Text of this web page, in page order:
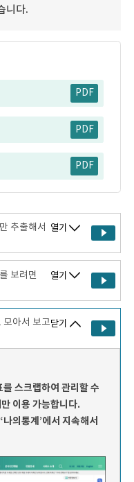
니다.
PDF
PDF
PDF
추출해서 열기
보려면
열기
모아서 보고
스크랩하여 관리할 수
이용 가능합니다.
의통계’에서 지속해서
닫기